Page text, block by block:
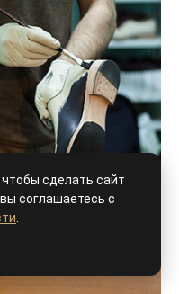
сделать сайт
соглашаетесь с